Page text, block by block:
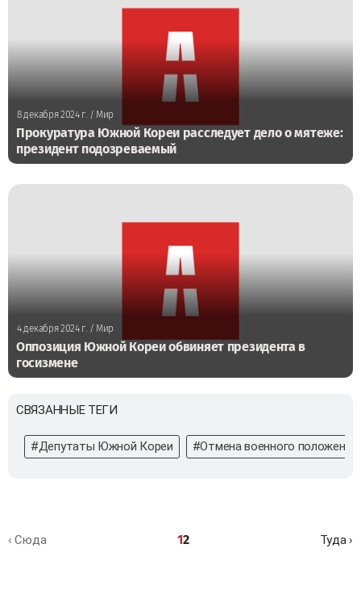
8 декабря 2024 г. / Мир
Прокуратура Южной Кореи расследует дело о мятеже:
президент подозреваемый
4 декабря 2024 г./ Мир
Оппозиция Южной Кореи обвиняет президента в
госизмене
СВЯЗАННЫЕ ТЕГИ
#Депутаты Южной Кореи #Отмена военного положения
‹ Сюда 12 Туда ›